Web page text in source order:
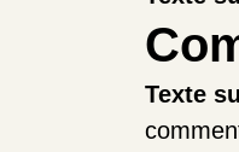
Texte